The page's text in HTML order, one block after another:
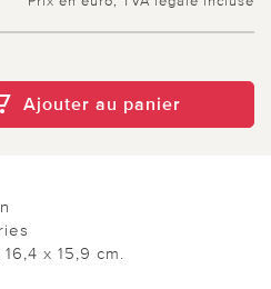
Ajouter au panier
x 15,9 cm.